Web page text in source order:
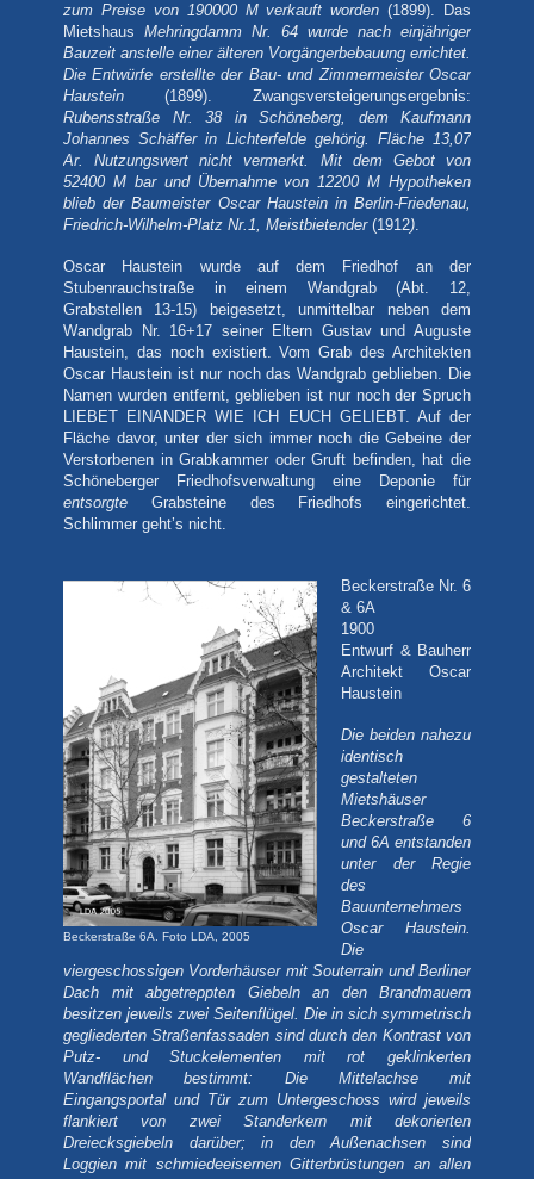
zum Preise von 190000 M verkauft worden (1899). Das
Mietshaus Mehringdamm Nr. 64 wurde nach einjähriger
Bauzeit anstelle einer älteren Vorgängerbebauung errichtet.
Die Entwürfe erstellte der Bau- und Zimmermeister Oscar
Haustein (1899). Zwangsversteigerungsergebnis:
Rubensstraße Nr. 38 in Schöneberg, dem Kaufmann
Johannes Schäffer in Lichterfelde gehörig. Fläche 13,07
Ar. Nutzungswert nicht vermerkt. Mit dem Gebot von
52400 M bar und Übernahme von 12200 M Hypotheken
blieb der Baumeister Oscar Haustein in Berlin-Friedenau,
Friedrich-Wilhelm-Platz Nr.1, Meistbietender(1912).
Oscar Haustein wurde auf dem Friedhof an der
Stubenrauchstraße in einem Wandgrab (Abt. 12,
Grabstellen 13-15) beigesetzt, unmittelbar neben dem
Wandgrab Nr. 16+17 seiner Eltern Gustav und Auguste
Haustein, das noch existiert. Vom Grab des Architekten
Oscar Haustein ist nur noch das Wandgrab geblieben. Die
Namen wurden entfernt, geblieben ist nur noch der Spruch
LIEBET EINANDER WIE ICH EUCH GELIEBT. Auf der
Fläche davor, unter der sich immer noch die Gebeine der
Verstorbenen in Grabkammer oder Gruft befinden, hat die
Schöneberger Friedhofsverwaltung eine Deponie für
entsorgte Grabsteine des Friedhofs eingerichtet.
Schlimmer geht’s nicht.
Beckerstraße 6A. Foto LDA, 2005
Beckerstraße Nr. 6
& 6A
1900
Entwurf & Bauherr
Architekt Oscar
Haustein
Die beiden nahezu
identisch
gestalteten
Mietshäuser
Beckerstraße 6
und 6A entstanden
unter der Regie
des
Bauunternehmers
Oscar Haustein.
Die
viergeschossigen Vorderhäuser mit Souterrain und Berliner
Dach mit abgetreppten Giebeln an den Brandmauern
besitzen jeweils zwei Seitenflügel. Die in sich symmetrisch
gegliederten Straßenfassaden sind durch den Kontrast von
Putz- und Stuckelementen mit rot geklinkerten
Wandflächen bestimmt: Die Mittelachse mit
Eingangsportal und Tür zum Untergeschoss wird jeweils
flankiert von zwei Standerkern mit dekorierten
Dreiecksgiebeln darüber; in den Außenachsen sind
Loggien mit schmiedeeisernen Gitterbrüstungen an allen